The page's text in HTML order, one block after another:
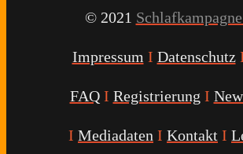
© 2021
Impressum I Datenschutz
FAQ I Registrierung I
I Mediadaten I Kontakt I